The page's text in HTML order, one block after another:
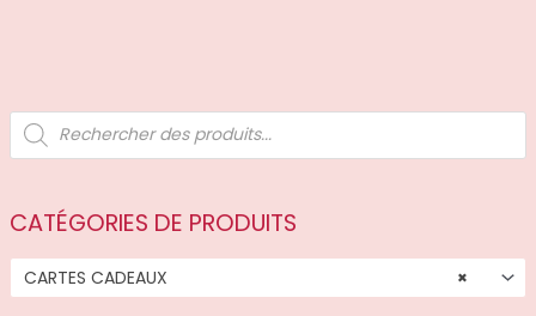
R
c
c
h
p
CATÉGORIES DE PRODUITS
×
CARTES CADEAUX